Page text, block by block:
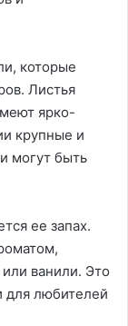
которые
Листья
ярко-
крупные и
могут быть
ее запах.
ванили. Это
для любителей